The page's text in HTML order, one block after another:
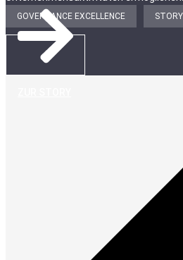
GOVERNANCE EXCELLENCE STORY